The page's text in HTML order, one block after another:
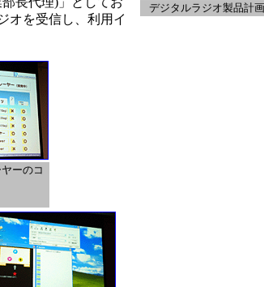
デジタルラジオ製品計画
オを受信し、利用イ
ーのコ